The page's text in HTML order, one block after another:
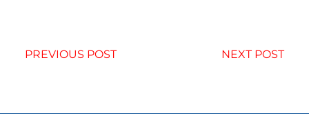
PREVIOUS POST NEXT POST